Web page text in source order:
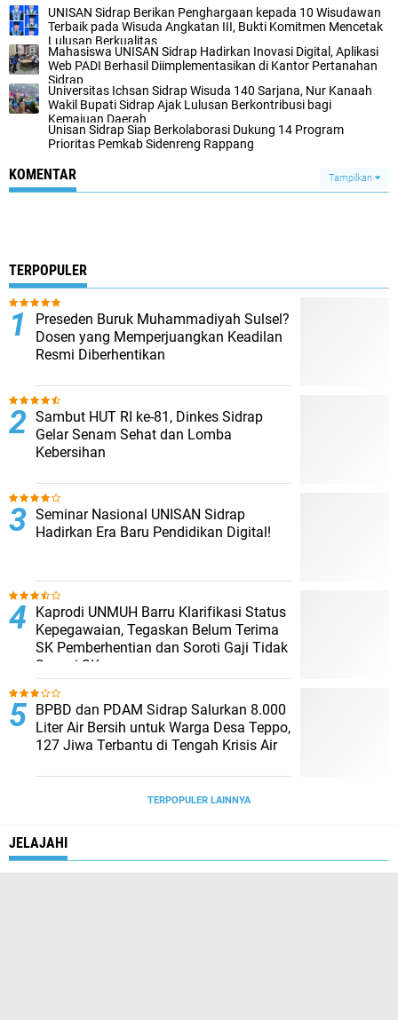
UNISAN Sidrap Berikan Penghargaan kepada 10 Wisudawan
Terbaik pada Wisuda Angkatan III, Bukti Komitmen Mencetak
Lulusan Berkualitas
Mahasiswa UNISAN Sidrap Hadirkan Inovasi Digital, Aplikasi
Web PADI Berhasil Diimplementasikan di Kantor Pertanahan
Sidrap
Universitas Ichsan Sidrap Wisuda 140 Sarjana, Nur Kanaah
Wakil Bupati Sidrap Ajak Lulusan Berkontribusi bagi
Kemajuan Daerah
Unisan Sidrap Siap Berkolaborasi Dukung 14 Program
Prioritas Pemkab Sidenreng Rappang
KOMENTAR Tampilkan
TERPOPULER
Preseden Buruk Muhammadiyah Sulsel?
Dosen yang Memperjuangkan Keadilan
Resmi Diberhentikan
Sambut HUT RI ke-81, Dinkes Sidrap
Gelar Senam Sehat dan Lomba
Kebersihan
Seminar Nasional UNISAN Sidrap
Hadirkan Era Baru Pendidikan Digital!
Kaprodi UNMUH Barru Klarifikasi Status
Kepegawaian, Tegaskan Belum Terima
SK Pemberhentian dan Soroti Gaji Tidak
Sesuai SK
BPBD dan PDAM Sidrap Salurkan 8.000
Liter Air Bersih untuk Warga Desa Teppo,
127 Jiwa Terbantu di Tengah Krisis Air
TERPOPULER LAINNYA
JELAJAHI